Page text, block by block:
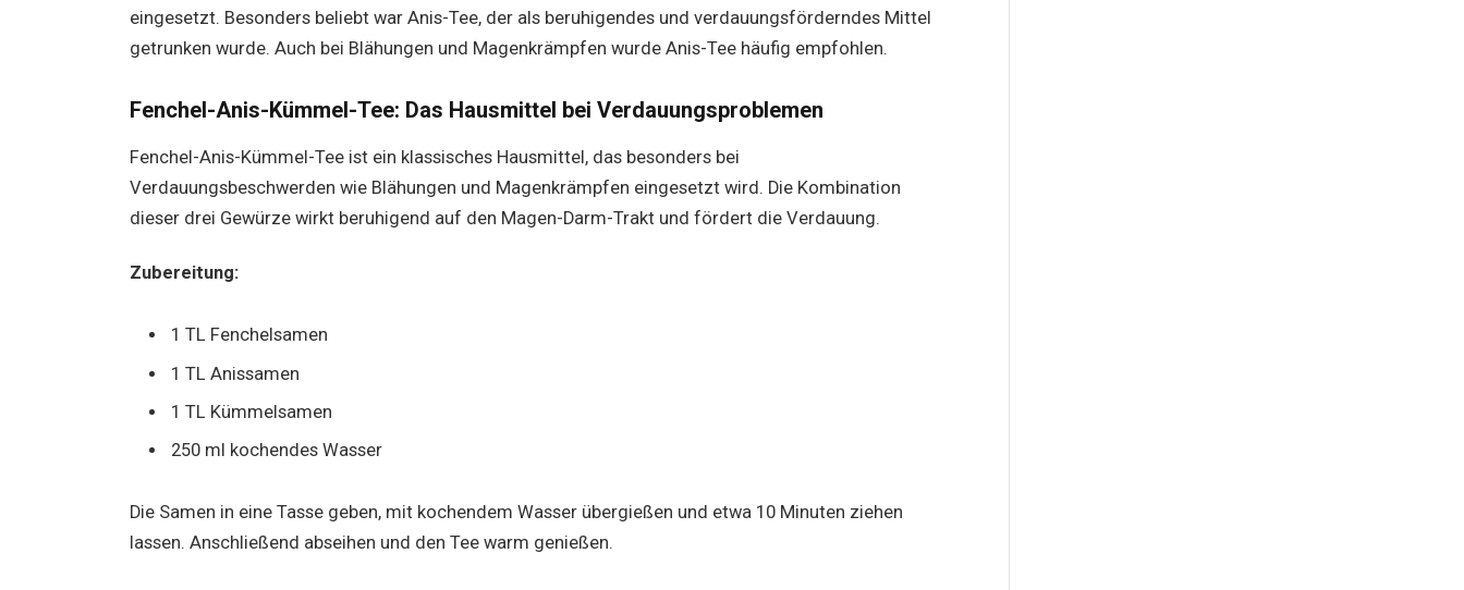
eingesetzt. Besonders beliebt war Anis-Tee, der als beruhigendes und verdauungsförderndes Mittel
getrunken wurde. Auch bei Blähungen und Magenkrämpfen wurde Anis-Tee häufig empfohlen.
Fenchel-Anis-Kümmel-Tee: Das Hausmittel bei Verdauungsproblemen
Fenchel-Anis-Kümmel-Tee ist ein klassisches Hausmittel, das besonders bei
Verdauungsbeschwerden wie Blähungen und Magenkrämpfen eingesetzt wird. Die Kombination
dieser drei Gewürze wirkt beruhigend auf den Magen-Darm-Trakt und fördert die Verdauung.
Zubereitung:
1 TL Fenchelsamen
1 TL Anissamen
1 TL Kümmelsamen
250 ml kochendes Wasser
Die Samen in eine Tasse geben, mit kochendem Wasser übergießen und etwa 10 Minuten ziehen
lassen. Anschließend abseihen und den Tee warm genießen.